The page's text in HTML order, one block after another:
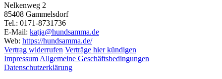
Nelkenweg 2
85408 Gammelsdorf
Tel.: 0171-8731736
E-Mail: katja@hundsamma.de
Web: https://hundsamma.de/
Vertrag widerrufen Verträge hier kündigen
Impressum Allgemeine Geschäftsbedingungen
Datenschutzerklärung